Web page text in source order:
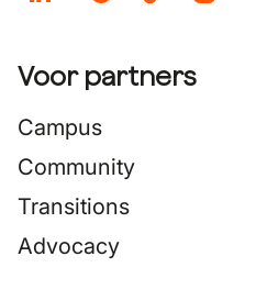
Voor partners
Campus
Community
Transitions
Advocacy